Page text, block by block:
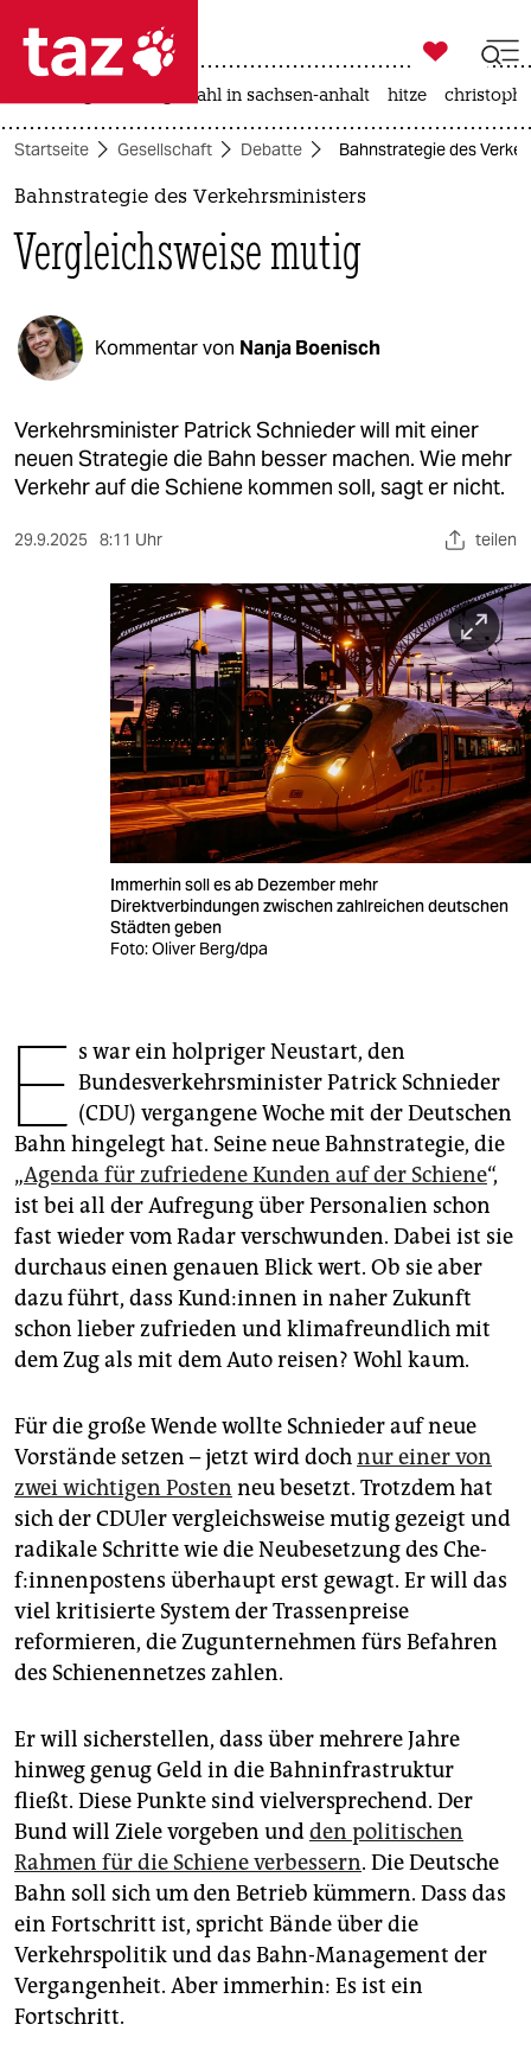
 taz zahl ich
taz zahl ich
politik
öko
gesellschaft
kultur
sport
berlin
wahrheit
veranstaltungen
fragen & hilfe
unterstützen

taz zahl ich
landtagswahl in sachsen-anhalt hitze
Startseite Gesellschaft Debatte Bahnstrategie des
Bahnstrategie des Verkehrsministers
Vergleichsweise mutig
Kommentar von Nanja Boenisch
Verkehrsminister Patrick Schnieder will mit einer
neuen Strategie die Bahn besser machen. Wie mehr
Verkehr auf die Schiene kommen soll, sagt er nicht.
29.9.2025 8:11 Uhr teilen
Immerhin soll es ab Dezember mehr
Direktverbindungen zwischen zahlreichen deutschen
Städten geben
Foto: Oliver Berg/dpa
E s war ein holpriger Neustart, den
Bundesverkehrsminister Patrick Schnieder
(CDU) vergangene Woche mit der Deutschen
Bahn hingelegt hat. Seine neue Bahnstrategie, die
„Agenda für zufriedene Kunden auf der Schiene“,
ist bei all der Aufregung über Personalien schon
fast wieder vom Radar verschwunden. Dabei ist sie
durchaus einen genauen Blick wert. Ob sie aber
dazu führt, dass Kun­d:in­nen in naher Zukunft
schon lieber zufrieden und klimafreundlich mit
dem Zug als mit dem Auto reisen? Wohl kaum.
Für die große Wende wollte Schnieder auf neue
Vorstände setzen – jetzt wird dochnur einer von
zwei wichtigen Posten neu besetzt. Trotzdem hat
sich der CDUler vergleichsweise mutig gezeigt und
radikale Schritte wie die Neubesetzung des Che­
f:in­nen­pos­tens überhaupt erst gewagt. Er will das
viel kritisierte System der Trassenpreise
reformieren, die Zugunternehmen fürs Befahren
des Schienennetzes zahlen.
Er will sicherstellen, dass über mehrere Jahre
hinweg genug Geld in die Bahninfrastruktur
fließt. Diese Punkte sind vielversprechend. Der
Bund will Ziele vorgeben undden politischen
Rahmen für die Schiene verbessern. Die Deutsche
Bahn soll sich um den Betrieb kümmern. Dass das
ein Fortschritt ist, spricht Bände über die
Verkehrspolitik und das Bahn-Management der
Vergangenheit. Aber immerhin: Es ist ein
Fortschritt.